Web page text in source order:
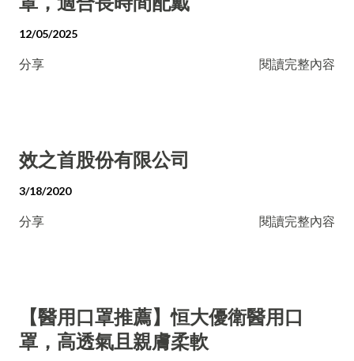
12/05/2025
分享 閱讀完整內容
效之首股份有限公司
3/18/2020
分享 閱讀完整內容
【醫用口罩推薦】恒大優衛醫用口
罩，高透氣且親膚柔軟